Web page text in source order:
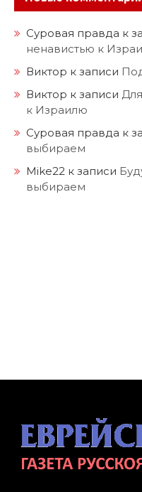
Суровая правда к
ненавистью к
Виктор к записи
Виктор к записи
к Израилю
Суровая правда к
выбираем
Mike22 к записи
выбираем